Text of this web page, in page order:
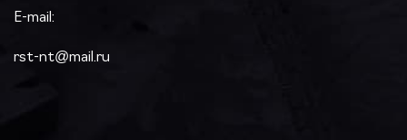
E-mail:
rst-nt@mail.ru